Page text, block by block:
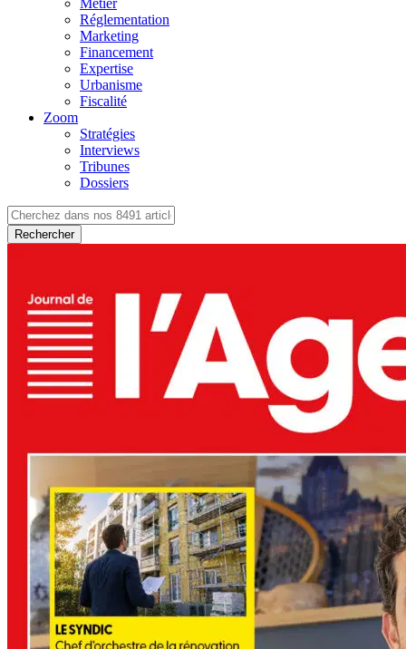
Métier
Réglementation
Marketing
Financement
Expertise
Urbanisme
Fiscalité
Zoom
Stratégies
Interviews
Tribunes
Dossiers
Rechercher